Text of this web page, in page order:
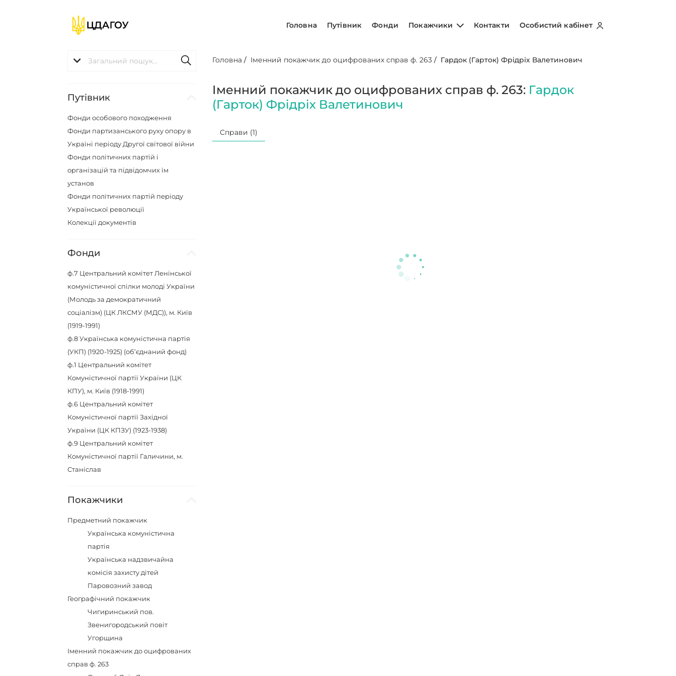
Головна Путівник Фонди Покажчики Контакти Особистий кабінет
Путівник
Фонди особового походження
Фонди партизанського руху опору в
Україні періоду Другої світової війни
Фонди політичних партій і
організацій та підвідомчих їм
установ
Фонди політичних партій періоду
Української революції
Колекції документів
Фонди
ф.7 Центральний комітет Ленінської
комуністичної спілки молоді України
(Молодь за демократичний
соціалізм) (ЦК ЛКСМУ (МДС)), м. Київ
(1919-1991)
ф.8Українська комуністична партія
(УКП) (1920-1925) (об’єднаний фонд)
ф.1 Центральний комітет
Комуністичної партії України (ЦК
КПУ), м. Київ (1918-1991)
ф.6 Центральний комітет
Комуністичної партії Західної
України (ЦК КПЗУ) (1923-1938)
ф.9 Центральний комітет
Комуністичної партії Галичини, м.
Станіслав
Покажчики
Предметний покажчик
Українська комуністична
партія
Українська надзвичайна
комісія захисту дітей
Паровозний завод
Географічний покажчик
Чигиринський пов.
Звенигородський повіт
Угорщина
Іменний покажчик до оцифрованих
справ ф. 263
Головна / Іменний покажчик до оцифрованих справ ф. 263 / Гардок (Гарток) Фрідріх Валетинович
Іменний покажчик до оцифрованих справ ф. 263: Гардок
(Гарток) Фрідріх Валетинович
Справи (1)